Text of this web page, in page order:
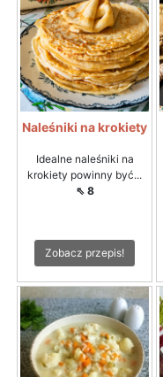
Naleśniki na krokiety
Idealne naleśniki na
krokiety powinny być...
⇖ 8
Zobacz przepis!